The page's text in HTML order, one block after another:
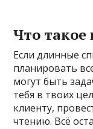
Что такое
Если длинные
планировать
могут быть
тебя в твоих
клиенту,
чтению. Всё